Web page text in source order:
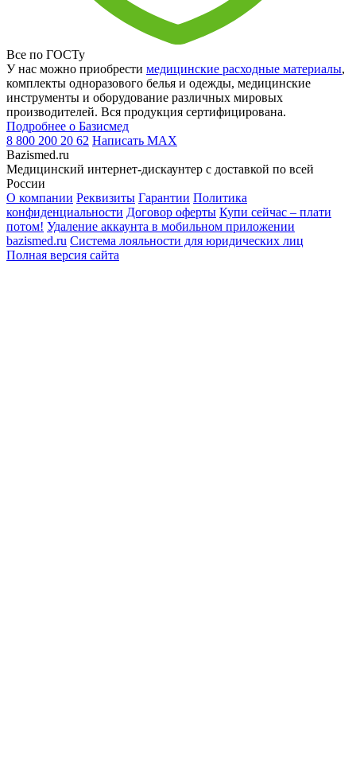
Все по ГОСТу
У нас можно приобрести медицинские расходные материалы,
комплекты одноразового белья и одежды, медицинские
инструменты и оборудование различных мировых
производителей. Вся продукция сертифицирована.
Подробнее о Базисмед
8 800 200 20 62 Написать MAX
Bazismed.ru
Медицинский интернет-дискаунтер с доставкой по всей
России
О компании Реквизиты Гарантии Политика
конфиденциальности Договор оферты Купи сейчас – плати
потом! Удаление аккаунта в мобильном приложении
bazismed.ru Система лояльности для юридических лиц
Полная версия сайта